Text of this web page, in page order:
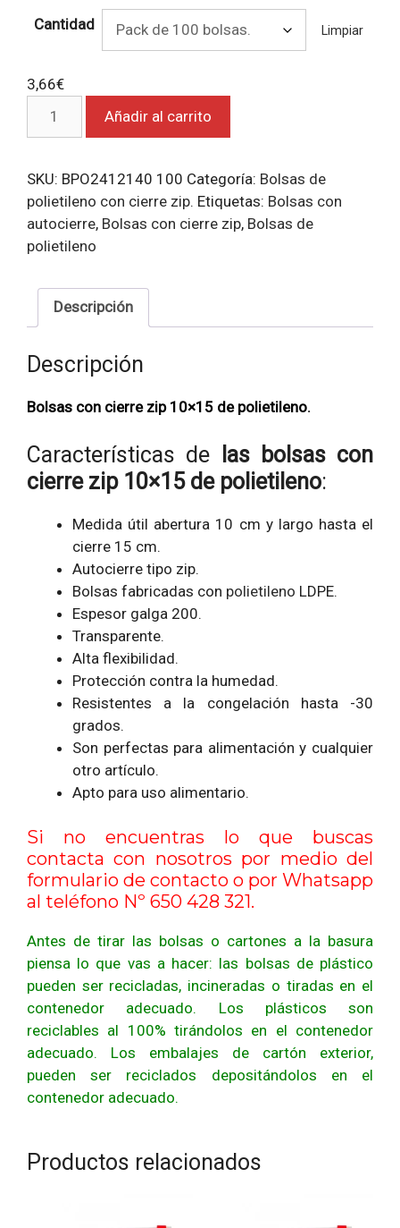
Cantidad Limpiar
3,66€
zip
10x15.
cantidad
Añadir al carrito
SKU: BPO2412140 100 Categoría: Bolsas de
polietileno con cierre zip. Etiquetas: Bolsas con
autocierre, Bolsas con cierre zip, Bolsas de
polietileno
Descripción
Descripción
Bolsas con cierre zip 10×15 de polietileno.
Características de
las bolsas con
cierre zip 10×15 de polietileno:
Medida útil abertura 10 cm y largo hasta el
cierre 15 cm.
Autocierre tipo zip.
Bolsas fabricadas con polietileno LDPE.
Espesor galga 200.
Transparente.
Alta flexibilidad.
Protección contra la humedad.
Resistentes a la congelación hasta -30
grados.
Son perfectas para alimentación y cualquier
otro artículo.
Apto para uso alimentario.
Si no encuentras lo que buscas
contacta con nosotros por medio del
formulario de contacto o por Whatsapp
al teléfono Nº 650 428 321.
Antes de tirar las bolsas o cartones a la basura
piensa lo que vas a hacer: las bolsas de plástico
pueden ser recicladas, incineradas o tiradas en el
contenedor adecuado. Los plásticos son
reciclables al 100% tirándolos en el contenedor
adecuado. Los embalajes de cartón exterior,
pueden ser reciclados depositándolos en el
contenedor adecuado.
Productos relacionados